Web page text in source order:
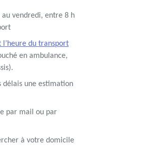
au vendredi, entre 8 h
l’heure du transport
en ambulance,
délais une estimation
par mail ou par
à votre domicile